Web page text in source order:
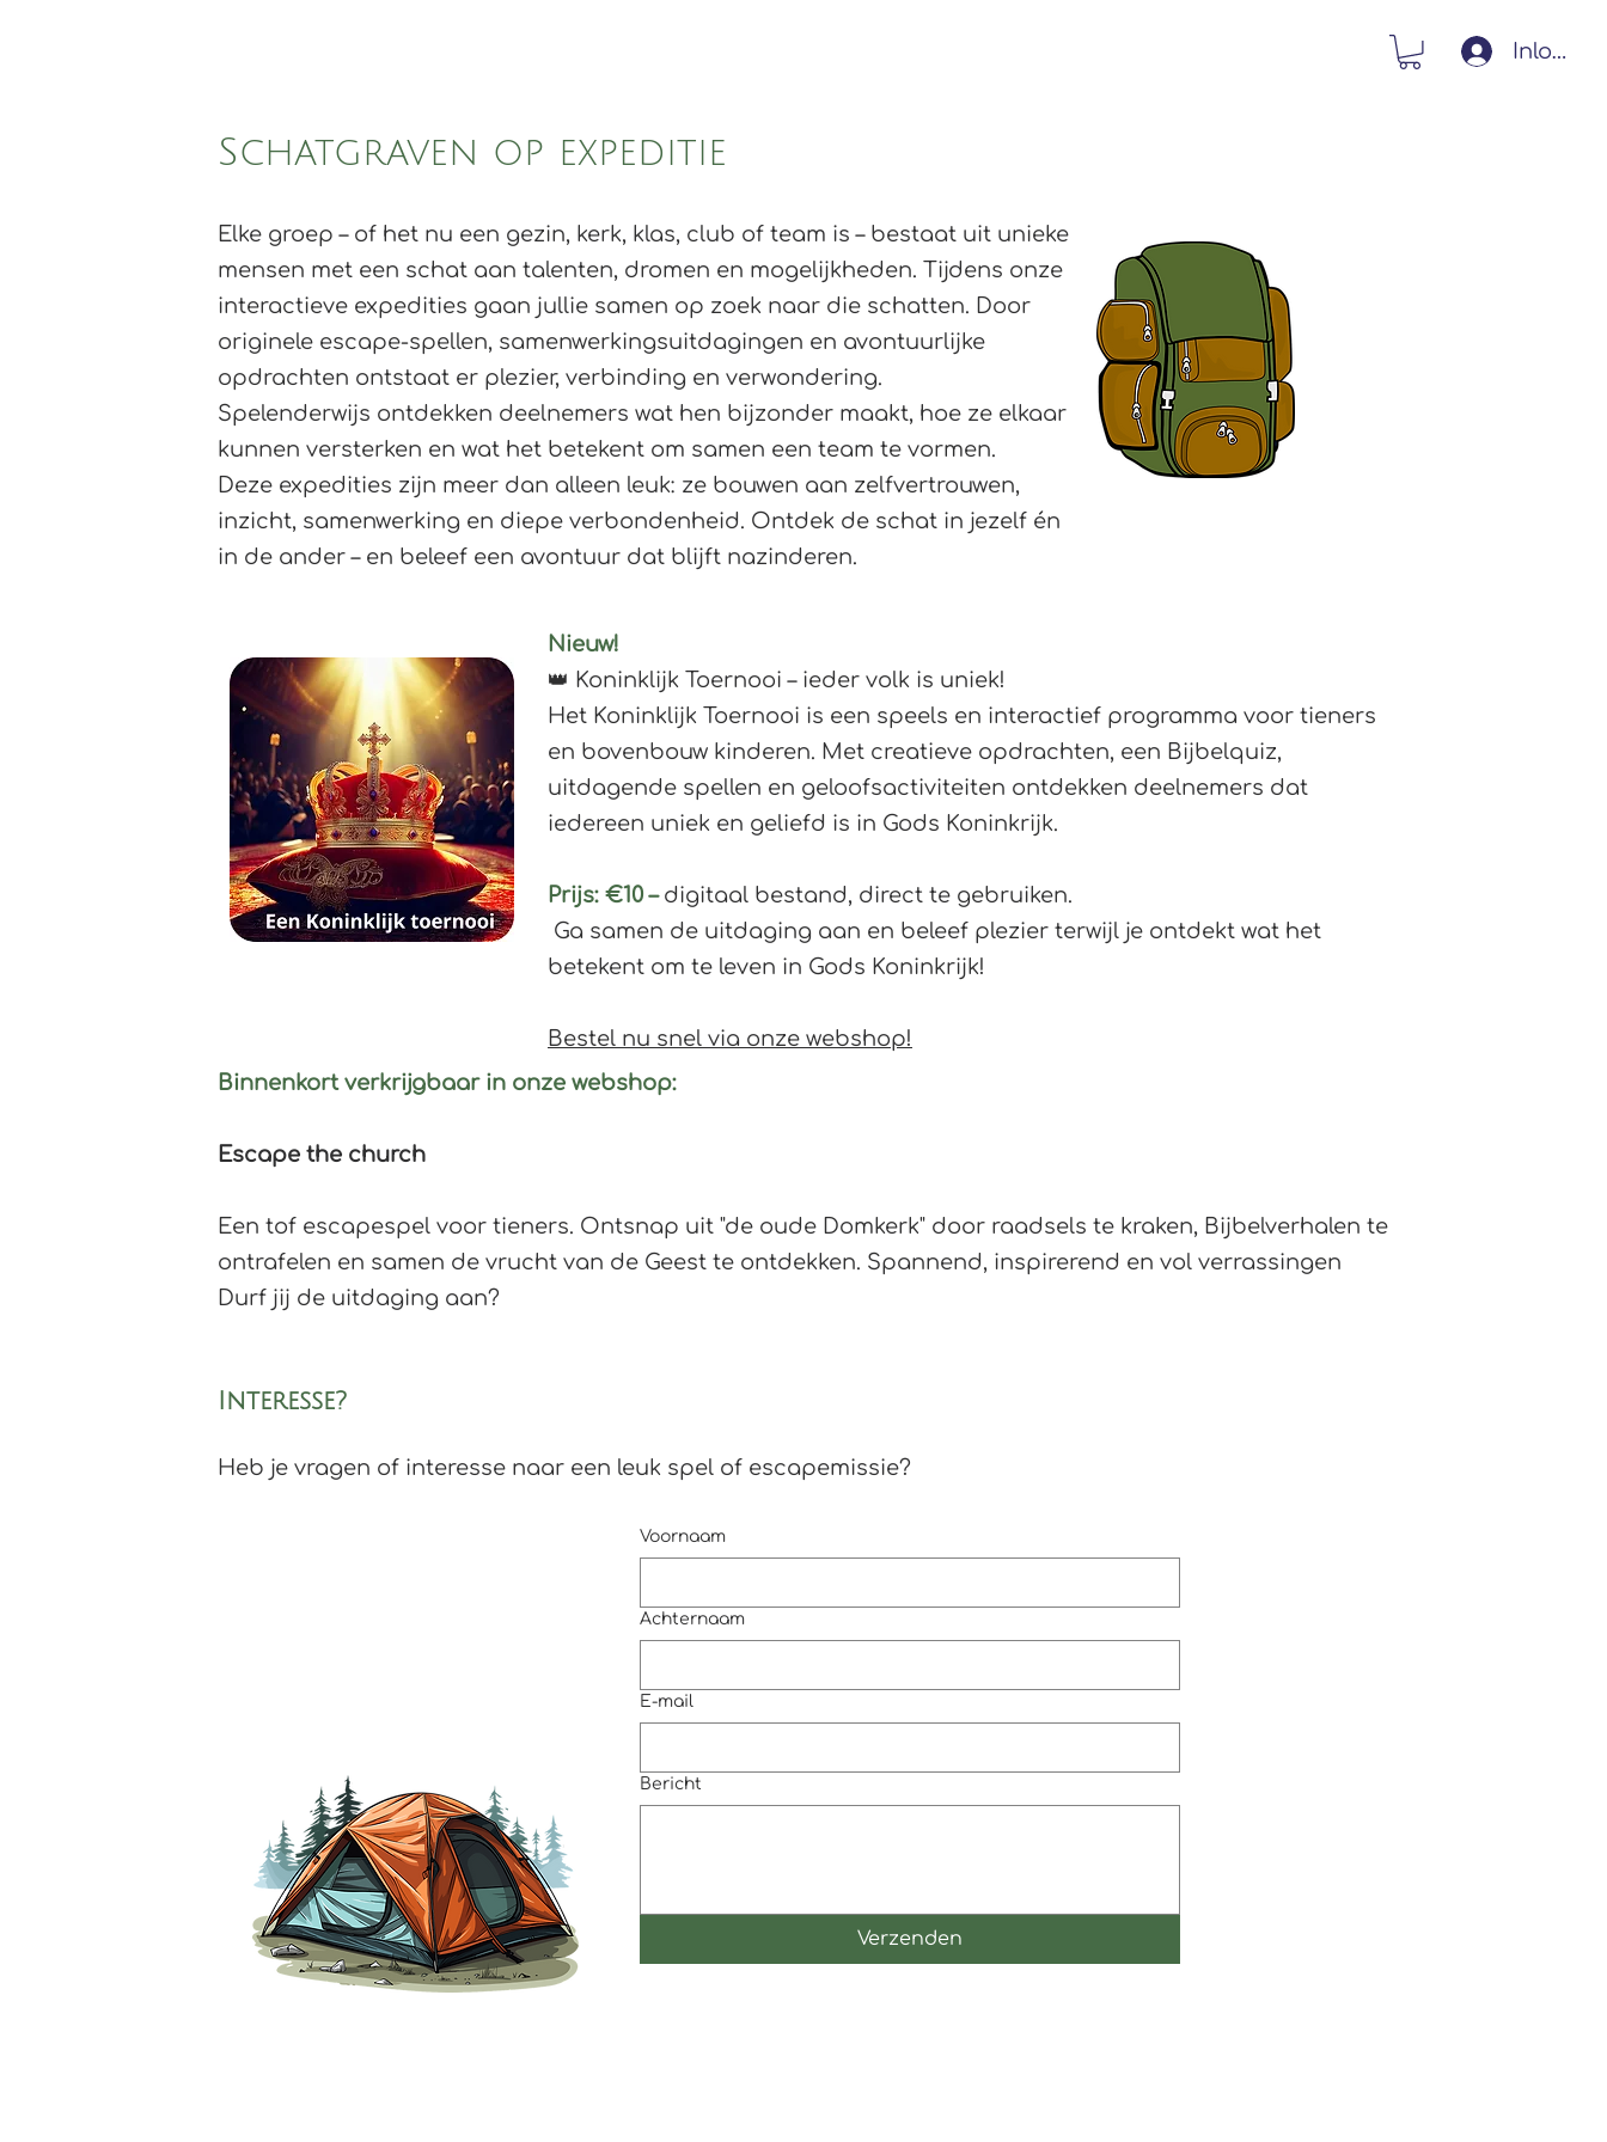
Schatgraven op expeditie
Elke groep – of het nu een gezin, kerk, klas, club of team is – bestaat uit unieke
mensen met een schat aan talenten, dromen en mogelijkheden. Tijdens onze
interactieve expedities gaan jullie samen op zoek naar die schatten. Door
originele escape-spellen, samenwerkingsuitdagingen en avontuurlijke
opdrachten ontstaat er plezier, verbinding en verwondering.
Spelenderwijs ontdekken deelnemers wat hen bijzonder maakt, hoe ze elkaar
kunnen versterken en wat het betekent om samen een team te vormen.
Deze expedities zijn meer dan alleen leuk: ze bouwen aan zelfvertrouwen,
inzicht, samenwerking en diepe verbondenheid. Ontdek de schat in jezelf én
in de ander – en beleef een avontuur dat blijft nazinderen.
Nieuw!
👑 Koninklijk Toernooi – ieder volk is uniek!
Het Koninklijk Toernooi is een speels en interactief programma voor tieners
en bovenbouw kinderen. Met creatieve opdrachten, een Bijbelquiz,
uitdagende spellen en geloofsactiviteiten ontdekken deelnemers dat
iedereen uniek en geliefd is in Gods Koninkrijk.
Prijs: €10 – digitaal bestand, direct te gebruiken.
Ga samen de uitdaging aan en beleef plezier terwijl je ontdekt wat het
betekent om te leven in Gods Koninkrijk!
Bestel nu snel via onze webshop!
Binnenkort verkrijgbaar in onze webshop:
Escape the church
Een tof escapespel voor tieners. Ontsnap uit "de oude Domkerk" door raadsels te kraken, Bijbelverhalen te
ontrafelen en samen de vrucht van de Geest te ontdekken. Spannend, inspirerend en vol verrassingen
Durf jij de uitdaging aan?
Interesse?
Heb je vragen of interesse naar een leuk spel of escapemissie?
Voornaam
Achternaam
E-mail
Bericht
Verzenden